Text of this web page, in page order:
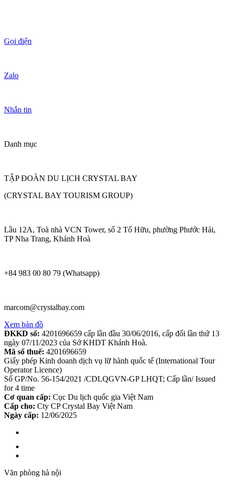
Gọi điện
Zalo
Nhắn tin
Danh mục
TẬP ĐOÀN DU LỊCH CRYSTAL BAY
(CRYSTAL BAY TOURISM GROUP)
Lầu 12A, Toà nhà VCN Tower, số 2 Tố Hữu, phường Phước Hải,
TP Nha Trang, Khánh Hoà
+84 983 00 80 79 (Whatsapp)
marcom@crystalbay.com
Xem bản đồ
ĐKKD số: 4201696659 cấp lần đầu 30/06/2016, cấp đổi lần thứ 13
ngày 07/11/2023 của Sở KHDT Khánh Hoà.
Mã số thuế: 4201696659
Giấy phép Kinh doanh dịch vụ lữ hành quốc tế (International Tour
Operator Licence)
Số GP/No. 56-154/2021 /CDLQGVN-GP LHQT; Cấp lần/ Issued
for 4 time
Cơ quan cấp: Cục Du lịch quốc gia Việt Nam
Cấp cho: Cty CP Crystal Bay Việt Nam
Ngày cấp: 12/06/2025
Văn phòng hà nội